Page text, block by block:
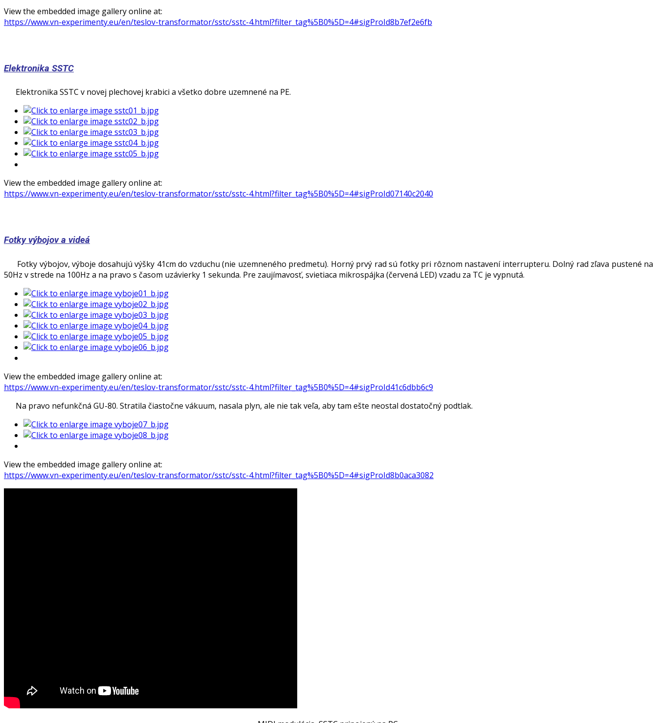
View the embedded image gallery online at:
https://www.vn-experimenty.eu/en/teslov-transformator/sstc/sstc-4.html?filter_tag%5B0%5D=4#sigProId8b7ef2e6fb
Elektronika SSTC
Elektronika SSTC v novej plechovej krabici a všetko dobre uzemnené na PE.
View the embedded image gallery online at:
https://www.vn-experimenty.eu/en/teslov-transformator/sstc/sstc-4.html?filter_tag%5B0%5D=4#sigProId07140c2040
Fotky výbojov a videá
Fotky výbojov, výboje dosahujú výšky 41cm do vzduchu (nie uzemneného predmetu). Horný prvý rad sú fotky pri rôznom nastavení interrupteru. Dolný rad zľava pustené na
50Hz v strede na 100Hz a na pravo s časom uzávierky 1 sekunda. Pre zaujímavosť, svietiaca mikrospájka (červená LED) vzadu za TC je vypnutá.
View the embedded image gallery online at:
https://www.vn-experimenty.eu/en/teslov-transformator/sstc/sstc-4.html?filter_tag%5B0%5D=4#sigProId41c6dbb6c9
Na pravo nefunkčná GU-80. Stratila čiastočne vákuum, nasala plyn, ale nie tak veľa, aby tam ešte neostal dostatočný podtlak.
View the embedded image gallery online at:
https://www.vn-experimenty.eu/en/teslov-transformator/sstc/sstc-4.html?filter_tag%5B0%5D=4#sigProId8b0aca3082